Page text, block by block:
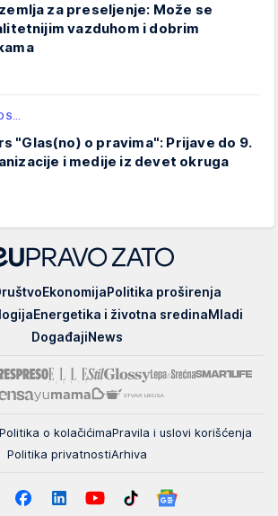
za preseljenje: Može se
vazduhom i dobrim
"Glas(no) o pravima": Prijave do 9.
i medije iz devet okruga
EkonomijaPolitika proširenja
Energetika i životna sredinaMladi
DogađajiNews
Politika o kolačićimaPravila i uslovi korišćenja
Politika privatnostiArhiva